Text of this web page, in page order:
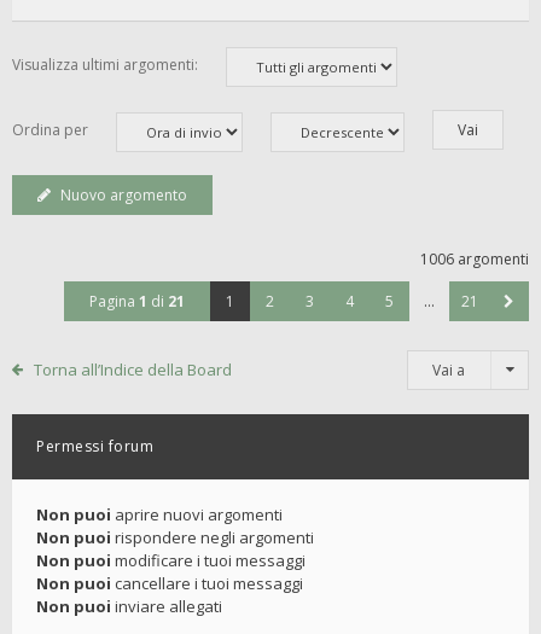
Visualizza ultimi argomenti:
Ordina per
Nuovo argomento
1006 argomenti
Pagina 1 di 21 1 2 3 4 5 … 21
Torna all’Indice della Board Vai a
Permessi forum
Non puoi aprire nuovi argomenti
Non puoi rispondere negli argomenti
Non puoi modificare i tuoi messaggi
Non puoi cancellare i tuoi messaggi
Non puoi inviare allegati